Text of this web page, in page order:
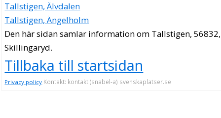
Tallstigen, Älvdalen
Tallstigen, Ängelholm
Den här sidan samlar information om Tallstigen, 56832,
Skillingaryd.
Tillbaka till startsidan
Privacy policy Kontakt: kontakt (snabel-a) svenskaplatser.se